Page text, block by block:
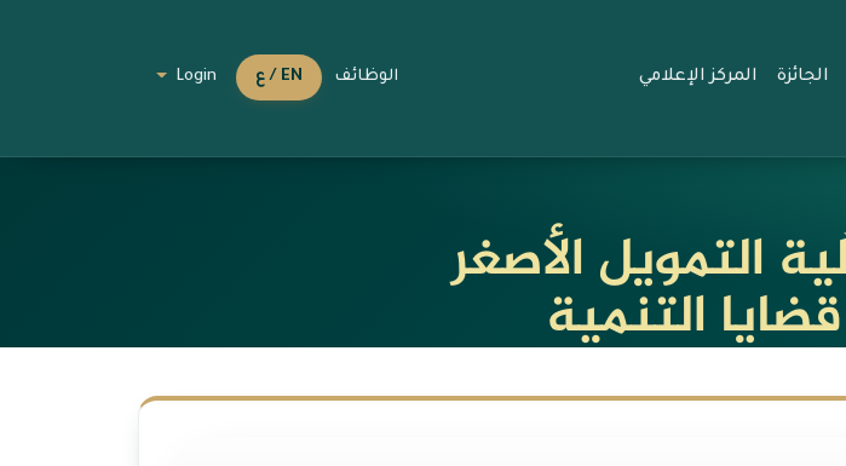
الجائزة المركز الإعلامي الوظائف EN / ع Login
التمويل الأصغر
التنمية